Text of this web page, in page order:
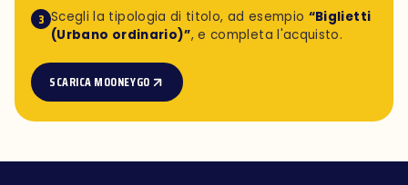
3 Scegli la tipologia di titolo, ad esempio “Biglietti
(Urbano ordinario)”, e completa l'acquisto.
SCARICA MOONEYGO